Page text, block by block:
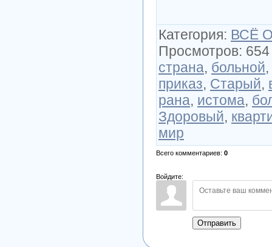
Категория: ВСЁ
Просмотров: 654
страна, больной,
приказ, Старый,
рана, истома,
Здоровый,
мир
Всего комментариев: 0
Войдите:
Отправить